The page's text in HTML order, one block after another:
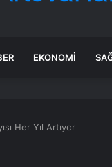
EKONOMI
Her Yıl Artıyor